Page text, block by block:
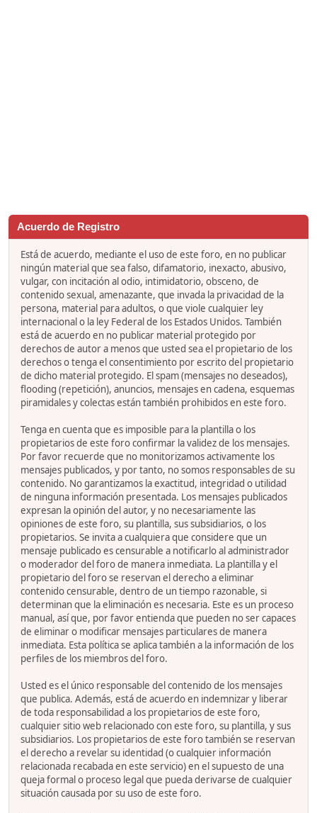
Acuerdo de Registro
Está de acuerdo, mediante el uso de este foro, en no publicar
ningún material que sea falso, difamatorio, inexacto, abusivo,
vulgar, con incitación al odio, intimidatorio, obsceno, de
contenido sexual, amenazante, que invada la privacidad de la
persona, material para adultos, o que viole cualquier ley
internacional o la ley Federal de los Estados Unidos. También
está de acuerdo en no publicar material protegido por
derechos de autor a menos que usted sea el propietario de los
derechos o tenga el consentimiento por escrito del propietario
de dicho material protegido. El spam (mensajes no deseados),
flooding (repetición), anuncios, mensajes en cadena, esquemas
piramidales y colectas están también prohibidos en este foro.
Tenga en cuenta que es imposible para la plantilla o los
propietarios de este foro confirmar la validez de los mensajes.
Por favor recuerde que no monitorizamos activamente los
mensajes publicados, y por tanto, no somos responsables de su
contenido. No garantizamos la exactitud, integridad o utilidad
de ninguna información presentada. Los mensajes publicados
expresan la opinión del autor, y no necesariamente las
opiniones de este foro, su plantilla, sus subsidiarios, o los
propietarios. Se invita a cualquiera que considere que un
mensaje publicado es censurable a notificarlo al administrador
o moderador del foro de manera inmediata. La plantilla y el
propietario del foro se reservan el derecho a eliminar
contenido censurable, dentro de un tiempo razonable, si
determinan que la eliminación es necesaria. Este es un proceso
manual, así que, por favor entienda que pueden no ser capaces
de eliminar o modificar mensajes particulares de manera
inmediata. Esta política se aplica también a la información de los
perfiles de los miembros del foro.
Usted es el único responsable del contenido de los mensajes
que publica. Además, está de acuerdo en indemnizar y liberar
de toda responsabilidad a los propietarios de este foro,
cualquier sitio web relacionado con este foro, su plantilla, y sus
subsidiarios. Los propietarios de este foro también se reservan
el derecho a revelar su identidad (o cualquier información
relacionada recabada en este servicio) en el supuesto de una
queja formal o proceso legal que pueda derivarse de cualquier
situación causada por su uso de este foro.